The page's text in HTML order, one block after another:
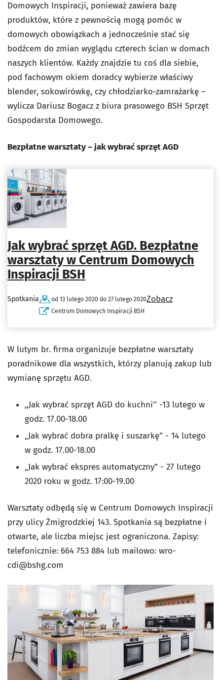
Domowych Inspiracji, ponieważ zawiera bazę
produktów, które z pewnością mogą pomóc w
domowych obowiązkach a jednocześnie stać się
bodźcem do zmian wyglądu czterech ścian w domach
naszych klientów. Każdy znajdzie tu coś dla siebie,
pod fachowym okiem doradcy wybierze właściwy
blender, sokowirówkę, czy chłodziarko-zamrażarkę –
wylicza Dariusz Bogacz z biura prasowego BSH Sprzęt
Gospodarsta Domowego.
Bezpłatne warsztaty – jak wybrać sprzęt AGD
Jak wybrać sprzęt AGD. Bezpłatne
warsztaty w Centrum Domowych
Inspiracji BSH
Spotkania
od 13 lutego 2020 do 27 lutego 2020
Centrum Domowych Inspiracji BSH
Zobacz
W lutym br. firma organizuje bezpłatne warsztaty
poradnikowe dla wszystkich, którzy planują zakup lub
wymianę sprzętu AGD.
,,Jak wybrać sprzęt AGD do kuchni’’ -13 lutego w
godz. 17.00-18.00
„Jak wybrać dobra pralkę i suszarkę” - 14 lutego
w godz. 17.00-18.00
„Jak wybrać ekspres automatyczny” - 27 lutego
2020 roku w godz. 17:00-19.00
Warsztaty odbędą się w Centrum Domowych Inspiracji
przy ulicy Żmigrodzkiej 143. Spotkania są bezpłatne i
otwarte, ale liczba miejsc jest ograniczona. Zapisy:
telefonicznie: 664 753 884 lub mailowo: wro-
cdi@bshg.com